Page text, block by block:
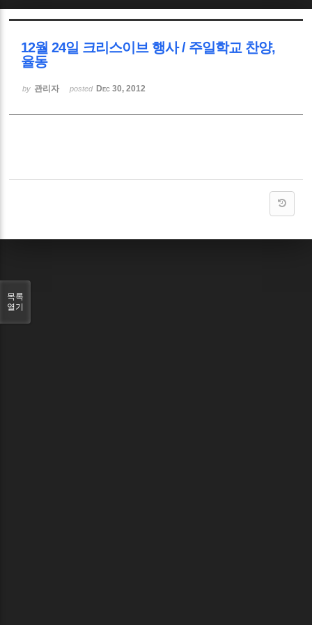
12월 24일 크리스이브 행사 / 주일학교 찬양,
율동
by 관리자 posted Dec 30, 2012
목록
열기
Sketchbook5, 스케치북5